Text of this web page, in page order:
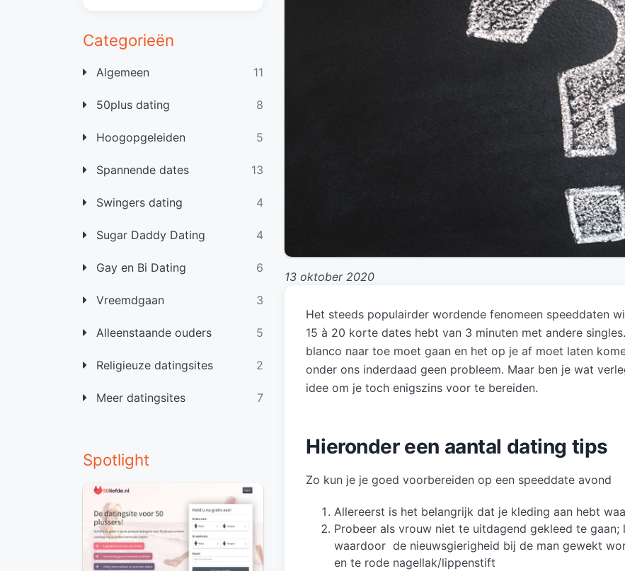
Categorieën
Algemeen 11
50plus dating 8
Hoogopgeleiden 5
Spannende dates 13
Swingers dating 4
Sugar Daddy Dating 4
Gay en Bi Dating 6
Vreemdgaan 3
Alleenstaande ouders 5
Religieuze datingsites 2
Meer datingsites 7
Spotlight
13 oktober 2020
Het steeds populairder wordende fenomeen speeddaten
15 à 20 korte dates hebt van 3 minuten met andere
blanco naar toe moet gaan en het op je af moet laten
onder ons inderdaad geen probleem. Maar ben je wat
idee om je toch enigszins voor te bereiden.
Hieronder een aantal dating tips
Zo kun je je goed voorbereiden op een speeddate avond
Allereerst is het belangrijk dat je kleding aan hebt
Probeer als vrouw niet te uitdagend gekleed te
waardoor de nieuwsgierigheid bij de man gewekt
en te rode nagellak/lippenstift